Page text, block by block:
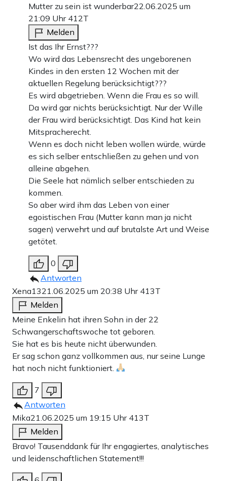
Mutter zu sein ist wunderbar22.06.2025 um
21:09 Uhr 412T
Melden
Ist das Ihr Ernst???
Wo wird das Lebensrecht des ungeborenen
Kindes in den ersten 12 Wochen mit der
aktuellen Regelung berücksichtigt???
Es wird abgetrieben. Wenn die Frau es so will.
Da wird gar nichts berücksichtigt. Nur der Wille
der Frau wird berücksichtigt. Das Kind hat kein
Mitspracherecht.
Wenn es doch nicht leben wollen würde, würde
es sich selber entschließen zu gehen und von
alleine abgehen.
Die Seele hat nämlich selber entschieden zu
kommen.
So aber wird ihm das Leben von einer
egoistischen Frau (Mutter kann man ja nicht
sagen) verwehrt und auf brutalste Art und Weise
getötet.
0
Antworten
Xena1321.06.2025 um 20:38 Uhr 413T
Melden
Meine Enkelin hat ihren Sohn in der 22
Schwangerschaftswoche tot geboren.
Sie hat es bis heute nicht überwunden.
Er sag schon ganz vollkommen aus, nur seine Lunge
hat noch nicht funktioniert.
7
Antworten
Mika21.06.2025 um 19:15 Uhr 413T
Melden
Bravo! Tausenddank für Ihr engagiertes, analytisches
und leidenschaftlichen Statement!!!